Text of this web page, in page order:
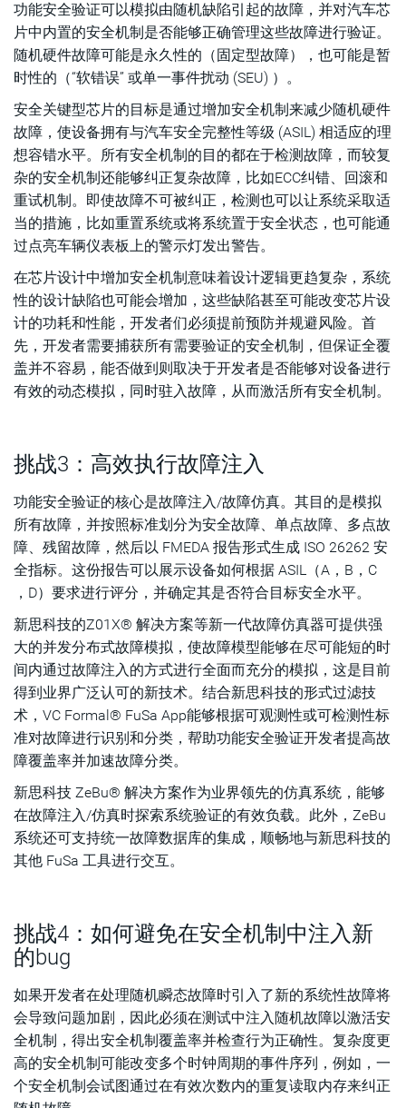
功能安全验证可以模拟由随机缺陷引起的故障，并对汽车芯
片中内置的安全机制是否能够正确管理这些故障进行验证。
随机硬件故障可能是永久性的（固定型故障），也可能是暂
时性的（“软错误” 或单一事件扰动 (SEU) ）。
安全关键型芯片的目标是通过增加安全机制来减少随机硬件
故障，使设备拥有与汽车安全完整性等级 (ASIL) 相适应的理
想容错水平。所有安全机制的目的都在于检测故障，而较复
杂的安全机制还能够纠正复杂故障，比如ECC纠错、回滚和
重试机制。即使故障不可被纠正，检测也可以让系统采取适
当的措施，比如重置系统或将系统置于安全状态，也可能通
过点亮车辆仪表板上的警示灯发出警告。
在芯片设计中增加安全机制意味着设计逻辑更趋复杂，系统
性的设计缺陷也可能会增加，这些缺陷甚至可能改变芯片设
计的功耗和性能，开发者们必须提前预防并规避风险。首
先，开发者需要捕获所有需要验证的安全机制，但保证全覆
盖并不容易，能否做到则取决于开发者是否能够对设备进行
有效的动态模拟，同时驻入故障，从而激活所有安全机制。
挑战3：高效执行故障注入
功能安全验证的核心是故障注入/故障仿真。其目的是模拟
所有故障，并按照标准划分为安全故障、单点故障、多点故
障、残留故障，然后以 FMEDA 报告形式生成 ISO 26262 安
全指标。这份报告可以展示设备如何根据 ASIL（A，B，C
，D）要求进行评分，并确定其是否符合目标安全水平。
新思科技的Z01X® 解决方案等新一代故障仿真器可提供强
大的并发分布式故障模拟，使故障模型能够在尽可能短的时
间内通过故障注入的方式进行全面而充分的模拟，这是目前
得到业界广泛认可的新技术。结合新思科技的形式过滤技
术，VC Formal® FuSa App能够根据可观测性或可检测性标
准对故障进行识别和分类，帮助功能安全验证开发者提高故
障覆盖率并加速故障分类。
新思科技 ZeBu® 解决方案作为业界领先的仿真系统，能够
在故障注入/仿真时探索系统验证的有效负载。此外，ZeBu
系统还可支持统一故障数据库的集成，顺畅地与新思科技的
其他 FuSa 工具进行交互。
挑战4：如何避免在安全机制中注入新
的bug
如果开发者在处理随机瞬态故障时引入了新的系统性故障将
会导致问题加剧，因此必须在测试中注入随机故障以激活安
全机制，得出安全机制覆盖率并检查行为正确性。复杂度更
高的安全机制可能改变多个时钟周期的事件序列，例如，一
个安全机制会试图通过在有效次数内的重复读取内存来纠正